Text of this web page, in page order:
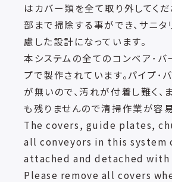
はカバー類を全て取り外してくだ
部まで掃除する事ができ、サニ
慮した設計になっています。
本システムの全てのコンベア･バ
プで製作されています。パイプ･
が無いので、汚れが付着し難く、
も残りませんので清掃作業が容易
The covers, guide plates,
all conveyors in this system
attached and detached with
Please remove all covers